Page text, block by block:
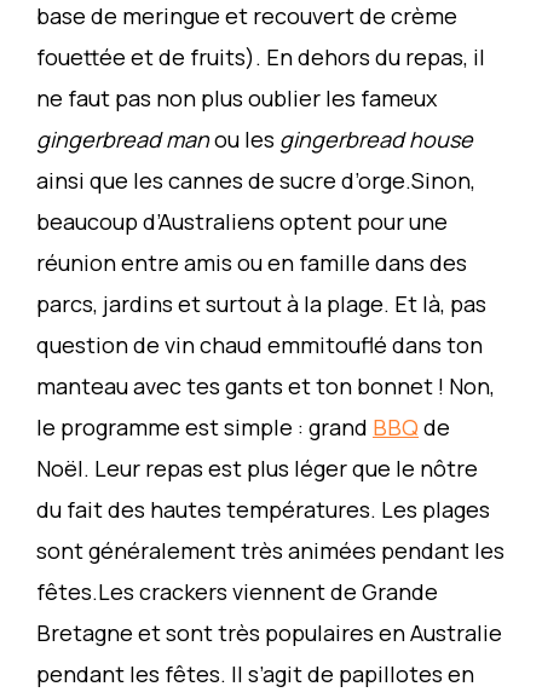
base de meringue et recouvert de crème
fouettée et de fruits). En dehors du repas, il
ne faut pas non plus oublier les fameux
gingerbread manou les gingerbread house
ainsi que les cannes de sucre d’orge.Sinon,
beaucoup d’Australiens optent pour une
réunion entre amis ou en famille dans des
parcs, jardins et surtout à la plage. Et là, pas
question de vin chaud emmitouflé dans ton
manteau avec tes gants et ton bonnet ! Non,
le programme est simple : grand BBQ de
Noël. Leur repas est plus léger que le nôtre
du fait des hautes températures. Les plages
sont généralement très animées pendant les
fêtes.Les crackers viennent de Grande
Bretagne et sont très populaires en Australie
pendant les fêtes. Il s’agit de papillotes en